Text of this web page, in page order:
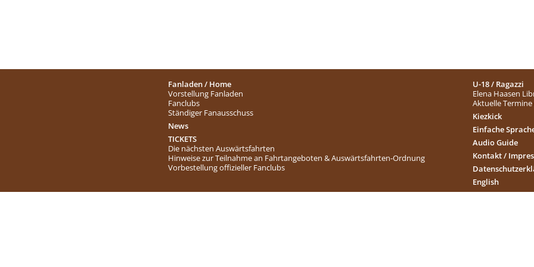
Fanladen / Home
Vorstellung Fanladen
Fanclubs
Ständiger Fanausschuss
News
TICKETS
Die nächsten Auswärtsfahrten
Hinweise zur Teilnahme an Fahrtangeboten & Auswärtsfahrten-Ordnung
Vorbestellung offizieller Fanclubs
U-18 / Ragazzi
Elena Haasen
Aktuelle Termine
Kiezkick
Einfache
Audio Guide
Kontakt /
English